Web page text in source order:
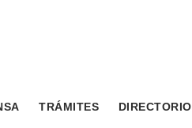
TRÁMITES DIRECTORIO